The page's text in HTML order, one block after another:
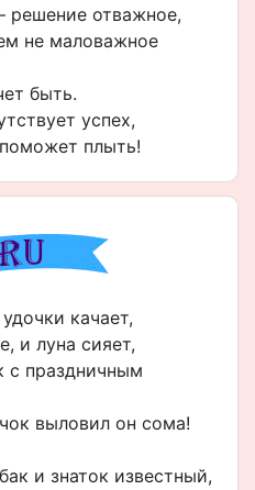
отважное,
не маловажное
быть.
успех,
плыть!
качает,
и луна сияет,
праздничным
выловил он сома!
и знаток известный,